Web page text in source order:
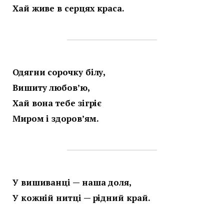
Хай живе в серцях краса.
Одягни сорочку білу,
Вишиту любов’ю,
Хай вона тебе зігріє
Миром і здоров’ям.
У вишиванці — наша доля,
У кожній нитці — рідний край.